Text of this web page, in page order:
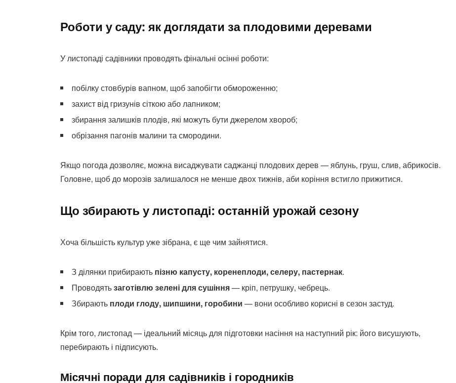
Роботи у саду: як доглядати за плодовими деревами
У листопаді садівники проводять фінальні осінні роботи:
побілку стовбурів вапном, щоб запобігти обмороженню;
захист від гризунів сіткою або лапником;
збирання залишків плодів, які можуть бути джерелом хвороб;
обрізання пагонів малини та смородини.
Якщо погода дозволяє, можна висаджувати саджанці плодових дерев — яблунь, груш, слив, абрикосів.
Головне, щоб до морозів залишалося не менше двох тижнів, аби коріння встигло прижитися.
Що збирають у листопаді: останній урожай сезону
Хоча більшість культур уже зібрана, є ще чим зайнятися.
З ділянки прибирають пізню капусту, коренеплоди, селеру, пастернак.
Проводятьзаготівлю зелені для сушіння— кріп, петрушку, чебрець.
Збирають плоди глоду, шипшини, горобини — вони особливо корисні в сезон застуд.
Крім того, листопад — ідеальний місяць для підготовки насіння на наступний рік: його висушують,
перебирають і підписують.
Місячні поради для садівників і городників